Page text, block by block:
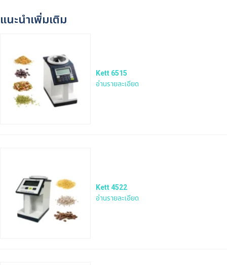
แนะนำเพิ่มเติม
Kett 6515
อ่านรายละเอียด
Kett 4522
อ่านรายละเอียด